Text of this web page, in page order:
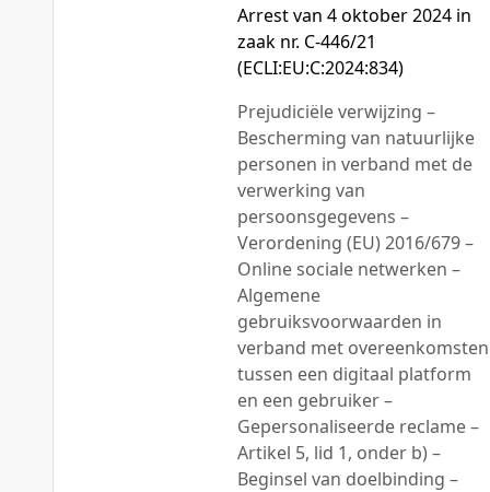
Arrest van 4 oktober 2024 in
zaak nr. C-446/21
(ECLI:EU:C:2024:834)
Prejudiciële verwijzing –
Bescherming van natuurlijke
personen in verband met de
verwerking van
persoonsgegevens –
Verordening (EU) 2016/679 –
Online sociale netwerken –
Algemene
gebruiksvoorwaarden in
verband met overeenkomsten
tussen een digitaal platform
en een gebruiker –
Gepersonaliseerde reclame –
Artikel 5, lid 1, onder b) –
Beginsel van doelbinding –